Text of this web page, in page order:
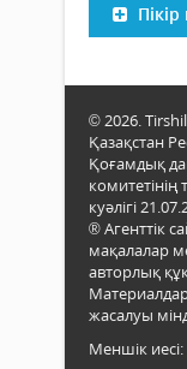
© 2026.
Қазақстан
Қоғамдық
комитетінің
куәлігі
® Агенттік
мақалалар
авторлық
жасалуы
Меншік иесі: